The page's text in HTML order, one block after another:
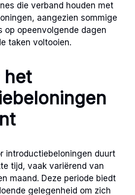
die verband houden met
aangezien sommige
op opeenvolgende dagen
taken voltooien.
het
introductiebeloningen duurt
tijd, vaak variërend van
maand. Deze periode biedt
gelegenheid om zich